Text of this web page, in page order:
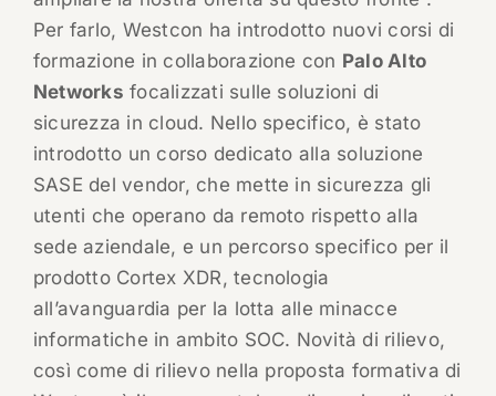
Per farlo, Westcon ha introdotto nuovi corsi di
formazione in collaborazione con Palo Alto
Networks focalizzati sulle soluzioni di
sicurezza in cloud. Nello specifico, è stato
introdotto un corso dedicato alla soluzione
SASE del vendor, che mette in sicurezza gli
utenti che operano da remoto rispetto alla
sede aziendale, e un percorso specifico per il
prodotto Cortex XDR, tecnologia
all’avanguardia per la lotta alle minacce
informatiche in ambito SOC. Novità di rilievo,
così come di rilievo nella proposta formativa di